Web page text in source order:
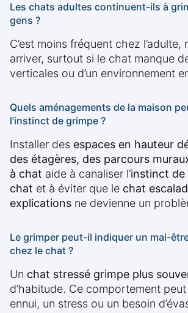
Les chats adultes continuent-ils à
gens ?
C’est moins fréquent chez l’adulte,
arriver, surtout si le chat manque
verticales ou d’un environnement
Quels aménagements de la maison
l’instinct de grimpe ?
Installer des espaces en hauteur
des étagères, des parcours
à chat aide à canaliser l’instinct de
chat et à éviter que le chat
explications ne devienne un
Le grimper peut-il indiquer un mal-
chez le chat ?
Un chat stressé grimpe plus
d’habitude. Ce comportement
ennui, un stress ou un besoin